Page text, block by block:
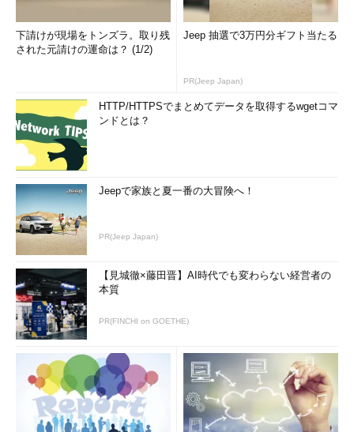
下請けが現場をトンズラ。取り残
された元請けの運命は？ (1/2)
Jeep 抽選で3万円分ギフト当たる
PR(Jeep Japan)
HTTP/HTTPSでまとめてデータを取得するwgetコマ
ンドとは？
Jeepで家族と夏一番の大冒険へ！
PR(Jeep Japan)
【見城徹×藤田晋】AI時代でも変わらない経営者の
本質
PR(FINCHI on GOETHE)